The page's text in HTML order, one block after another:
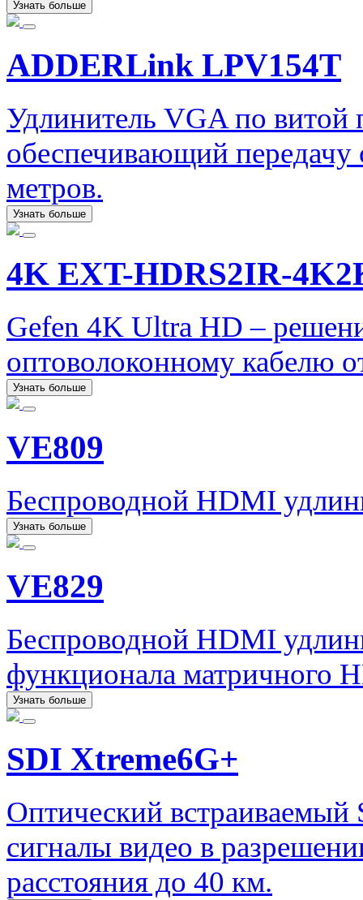
Узнать больше
ADDERLink LPV154T
Удлинитель VGA по
обеспечивающий передачу
метров.
Узнать больше
4K EXT-HDRS2IR-
Gefen 4K Ultra HD –
оптоволоконному кабелю
Узнать больше
VE809
Беспроводной HDMI
Узнать больше
VE829
Беспроводной HDMI
функционала матричного
Узнать больше
SDI Xtreme6G+
Оптический
сигналы видео в
расстояния до 40 км.